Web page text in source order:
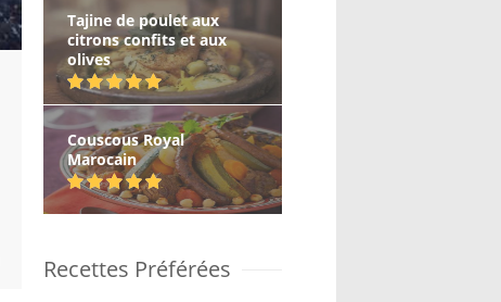
Tajine de poulet aux
citrons confits et aux
olives
Couscous Royal
Marocain
Recettes Préférées